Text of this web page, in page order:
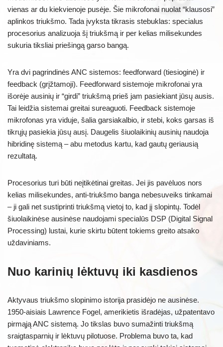
vienas ar du kiekvienoje pusėje. Šie mikrofonai nuolat “klausosi”
aplinkos triukšmo. Tada įvyksta tikrasis stebuklas: specialus
procesorius analizuoja šį triukšmą ir per kelias milisekundes
sukuria tiksliai priešingą garso bangą.
Yra dvi pagrindinės ANC sistemos: feedforward (tiesioginė) ir
feedback (grįžtamoji). Feedforward sistemoje mikrofonai yra
išorėje ausinių ir “girdi” triukšmą prieš jam pasiekiant jūsų ausis.
Tai leidžia sistemai greitai sureaguoti. Feedback sistemoje
mikrofonas yra viduje, šalia garsiakalbio, ir stebi, koks garsas iš
tikrųjų pasiekia jūsų ausį. Daugelis šiuolaikinių ausinių naudoja
hibridinę sistemą – abu metodus kartu, kad gautų geriausią
rezultatą.
Procesorius turi būti neįtikėtinai greitas. Jei jis pavėluos nors
kelias milisekundes, anti-triukšmo banga nebesuveiks tinkamai
– ji gali net sustiprinti triukšmą vietoj to, kad jį slopintų. Todėl
šiuolaikinėse ausinėse naudojami specialūs DSP (Digital Signal
Processing) lustai, kurie skirtu būtent tokiems greito atsako
uždaviniams.
Nuo karinių lėktuvų iki kasdienos
Aktyvaus triukšmo slopinimo istorija prasidėjo ne ausinėse.
1950-aisiais Lawrence Fogel, amerikietis išradėjas, užpatentavo
pirmąją ANC sistemą. Jo tikslas buvo sumažinti triukšmą
sraigtasparnių ir lėktuvų pilotuose. Problema buvo ta, kad